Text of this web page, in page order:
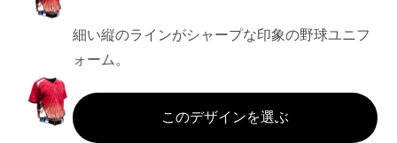
細い縦のラインがシャープな印象の野球ユニフ
ォーム。